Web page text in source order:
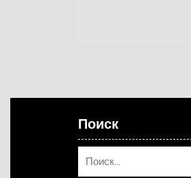
Поиск